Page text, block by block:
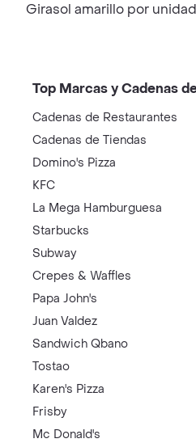
Girasol amarillo por
Top Marcas y Cadenas
Cadenas de Restaurantes
Cadenas de Tiendas
Domino's Pizza
KFC
La Mega Hamburguesa
Starbucks
Subway
Crepes & Waffles
Papa John's
Juan Valdez
Sandwich Qbano
Tostao
Karen's Pizza
Frisby
Mc Donald's